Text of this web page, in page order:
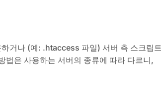
거나 (예: .htaccess 파일) 서버 측 스크립트
법은 사용하는 서버의 종류에 따라 다르니,